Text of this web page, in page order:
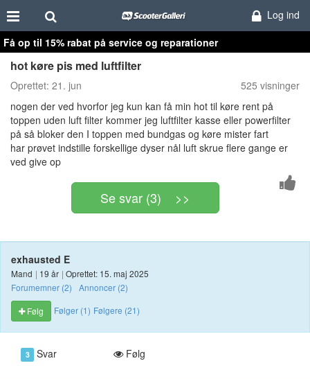
Log ind
Få op til 15% rabat på service og reparationer
hot køre pis med luftfilter
Oprettet: 21. jun
525 visninger
nogen der ved hvorfor jeg kun kan få min hot til køre rent på
toppen uden luft filter kommer jeg luftfilter kasse eller powerfilter
på så bloker den I toppen med bundgas og køre mister fart
har prøvet indstille forskellige dyser nål luft skrue flere gange er
ved give op
Se svar (3) >>
exhausted E
Mand | 19 år | Oprettet: 15. maj 2025
Forumemner (2)
Annoncer (2)
Følg
Følger (1) Følgere (21)
3 Svar Følg